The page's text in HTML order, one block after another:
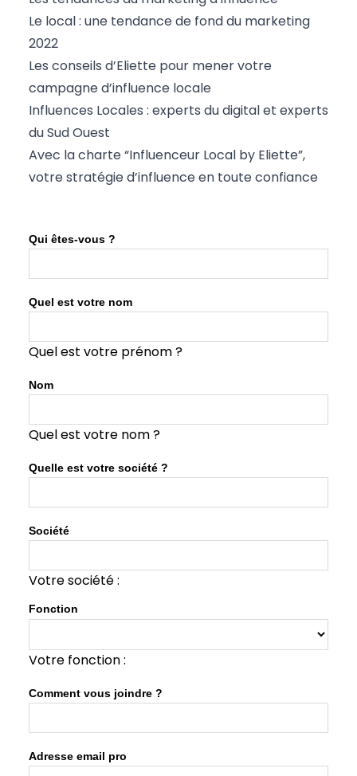
Le local : une tendance de fond du marketing
2022
Les conseils d’Eliette pour mener votre
campagne d’influence locale
Influences Locales : experts du digital et experts
du Sud Ouest
Avec la charte “Influenceur Local by Eliette”,
votre stratégie d’influence en toute confiance